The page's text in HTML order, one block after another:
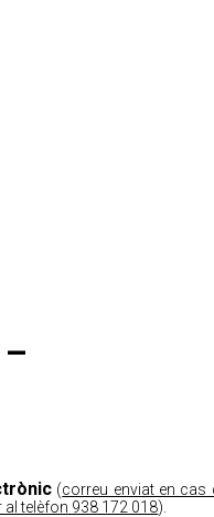
(correu enviat en cas
telèfon 938 172 018).